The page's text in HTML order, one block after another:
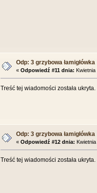
Odp: 3 grzybowa łamigłówka
« Odpowiedź #11 dnia:
Treść tej wiadomości została
Odp: 3 grzybowa łamigłówka
« Odpowiedź #12 dnia:
Treść tej wiadomości została